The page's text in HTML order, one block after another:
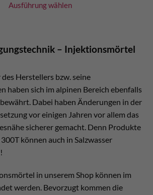
Ausführung wählen
– Injektionsmörtel
Herstellers bzw. seine
haben sich im alpinen Bereich ebenfalls
Dabei haben Änderungen in der
vor einigen Jahren vor allem das
sicherer gemacht. Denn Produkte
können auch in Salzwasser
in unserem Shop können im
werden. Bevorzugt kommen die